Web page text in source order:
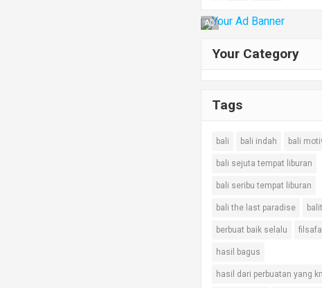
AD
Your Category
Tags
bali bali indah bali
bali sejuta tempat liburan
bali seribu tempat liburan
bali the last paradise
berbuat baik selalu
hasil bagus
hasil dari perbuatan yang